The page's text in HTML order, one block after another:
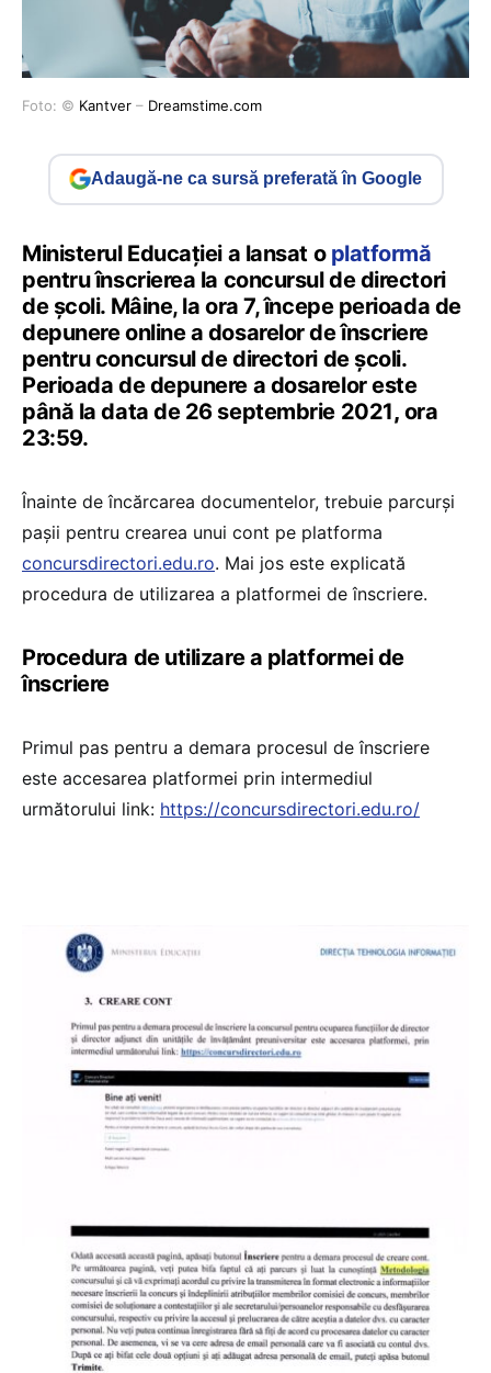
Foto: © Kantver – Dreamstime.com
Adaugă-ne ca sursă preferată în Google
Ministerul Educației a lansat o platformă
pentru înscrierea la concursul de directori
de școli. Mâine, la ora 7, începe perioada de
depunere online a dosarelor de înscriere
pentru concursul de directori de școli.
Perioada de depunere a dosarelor este
până la data de 26 septembrie 2021, ora
23:59.
Înainte de încărcarea documentelor, trebuie parcurși
pașii pentru crearea unui cont pe platforma
concursdirectori.edu.ro. Mai jos este explicată
procedura de utilizarea a platformei de înscriere.
Procedura de utilizare a platformei de
înscriere
Primul pas pentru a demara procesul de înscriere
este accesarea platformei prin intermediul
următorului link: https://concursdirectori.edu.ro/